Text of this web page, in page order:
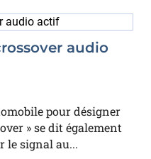
audio
pour désigner
» se dit également
le signal au...